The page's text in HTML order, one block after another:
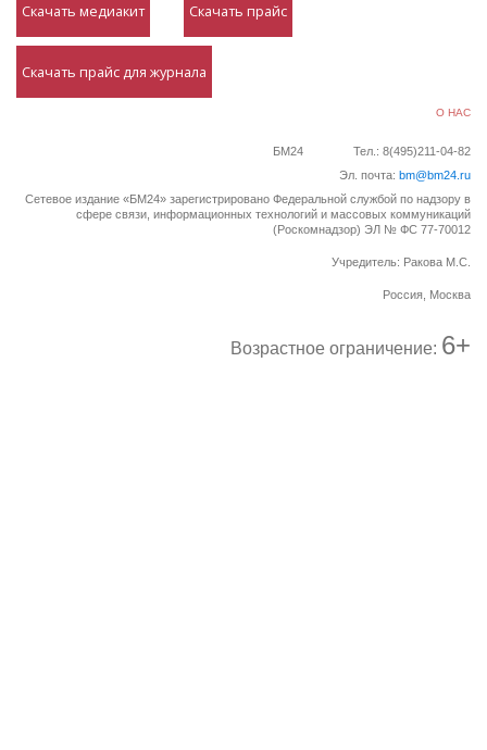
Скачать медиакит Скачать прайс
Скачать прайс для журнала
О НАС
БМ24
Тел.: 8(495)211-04-82
Эл. почта: bm@bm24.ru
Сетевое издание «БМ24» зарегистрировано Федеральной службой по надзору в
сфере связи, информационных технологий и массовых коммуникаций
(Роскомнадзор) ЭЛ № ФС 77-70012
Учредитель: Ракова М.С.
Россия, Москва
Возрастное ограничение: 6+